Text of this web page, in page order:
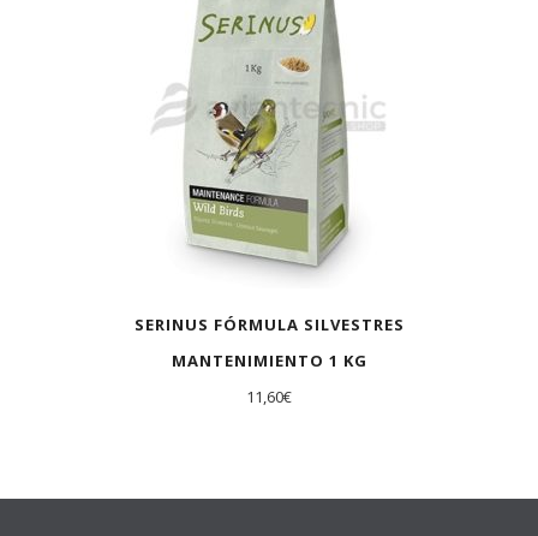
SERINUS FÓRMULA SILVESTRES
MANTENIMIENTO 1 KG
11,60€